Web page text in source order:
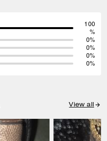
100
%
0%
0%
0%
0%
View all